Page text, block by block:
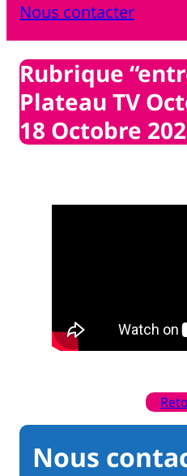
Nous contacter
Rubrique
Plateau TV
18 Octobre
Nous